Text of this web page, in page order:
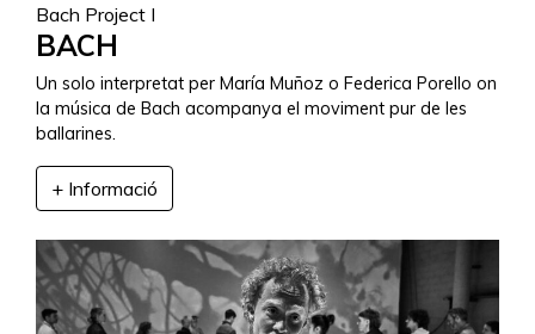
Bach Project I
BACH
Un solo interpretat per María Muñoz o Federica Porello on
la música de Bach acompanya el moviment pur de les
ballarines.
+ Informació